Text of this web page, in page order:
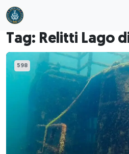
Skip to main content
Tag: Relitti Lago
598